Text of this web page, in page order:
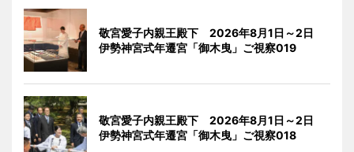
敬宮愛子内親王殿下 2026年8月1日～2日
伊勢神宮式年遷宮「御木曳」ご視察019
敬宮愛子内親王殿下 2026年8月1日～2日
伊勢神宮式年遷宮「御木曳」ご視察018